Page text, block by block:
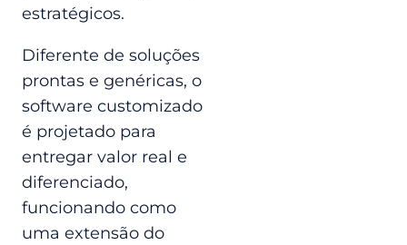
estratégicos.
Diferente de soluções
prontas e genéricas, o
software customizado
é projetado para
entregar valor real e
diferenciado,
funcionando como
uma extensão do